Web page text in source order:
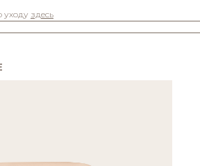
уходу здесь